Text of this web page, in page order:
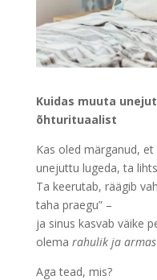
Kuidas muuta
õhturituaalist
Kas oled märganud,
unejuttu lugeda, ta
Ta keerutab, räägib
taha praegu” –
ja sinus kasvab väike
olema rahulik ja armas.
Aga tead, mis?